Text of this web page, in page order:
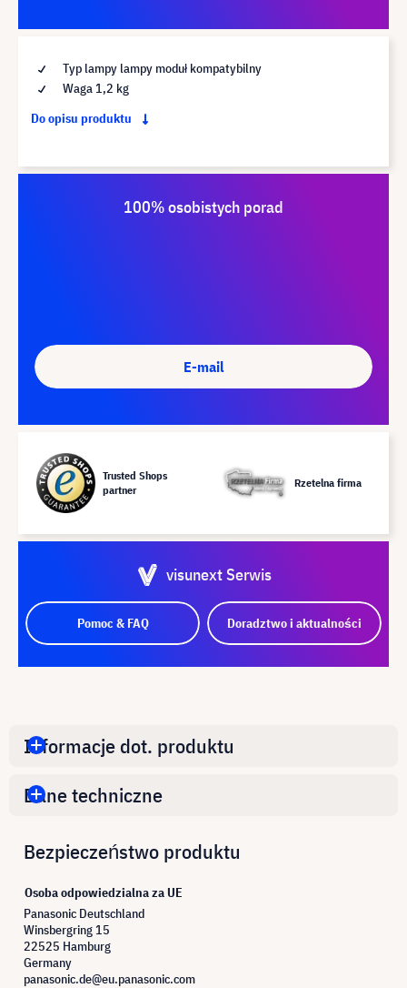
Typ lampy lampy moduł kompatybilny
Waga 1,2 kg
Do opisu produktu
100% osobistych porad
E-mail
Trusted Shops
partner
Rzetelna firma
visunext Serwis
Pomoc & FAQ Doradztwo i aktualności
Informacje dot. produktu
Dane techniczne
Bezpieczeństwo produktu
Osoba odpowiedzialna za UE
Panasonic Deutschland
Winsbergring 15
22525 Hamburg
Germany
panasonic.de@eu.panasonic.com